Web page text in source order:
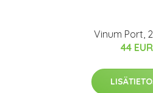
Vinum Port,
44 EUR